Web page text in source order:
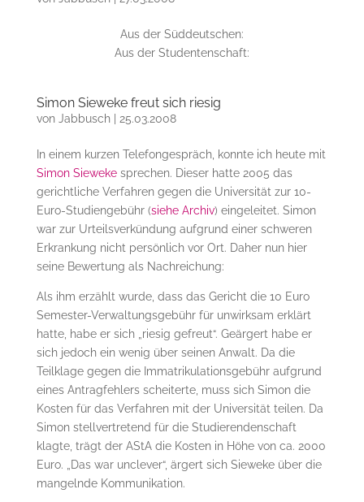
Aus der Süddeutschen:
Aus der Studentenschaft:
Simon Sieweke freut sich riesig
von Jabbusch| 25.03.2008
In einem kurzen Telefongespräch, konnte ich heute mit
Simon Siewekesprechen. Dieser hatte 2005 das
gerichtliche Verfahren gegen die Universität zur 10-
Euro-Studiengebühr (siehe Archiv) eingeleitet. Simon
war zur Urteilsverkündung aufgrund einer schweren
Erkrankung nicht persönlich vor Ort. Daher nun hier
seine Bewertung als Nachreichung:
Als ihm erzählt wurde, dass das Gericht die 10 Euro
Semester-Verwaltungsgebühr für unwirksam erklärt
hatte, habe er sich „riesig gefreut“. Geärgert habe er
sich jedoch ein wenig über seinen Anwalt. Da die
Teilklage gegen die Immatrikulationsgebühr aufgrund
eines Antragfehlers scheiterte, muss sich Simon die
Kosten für das Verfahren mit der Universität teilen. Da
Simon stellvertretend für die Studierendenschaft
klagte, trägt der AStA die Kosten in Höhe von ca. 2000
Euro. „Das war unclever“, ärgert sich Sieweke über die
mangelnde Kommunikation.